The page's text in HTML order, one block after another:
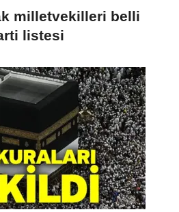
milletvekilleri belli
listesi